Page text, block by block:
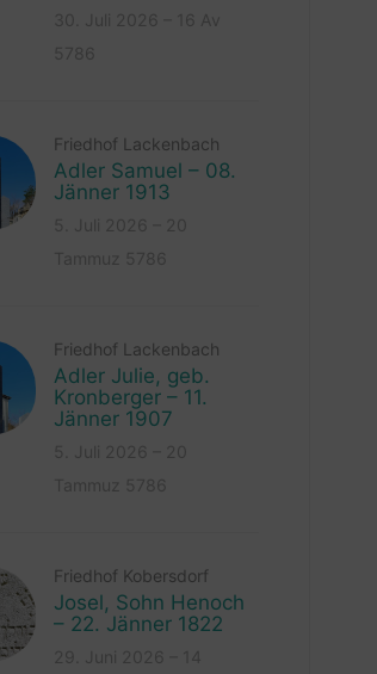
Friedhof Lackenbach
Adler Samuel – 08.
Jänner 1913
Friedhof Lackenbach
Adler Julie, geb.
Kronberger – 11.
Jänner 1907
Friedhof Kobersdorf
Josel, Sohn Henoch
– 22. Jänner 1822